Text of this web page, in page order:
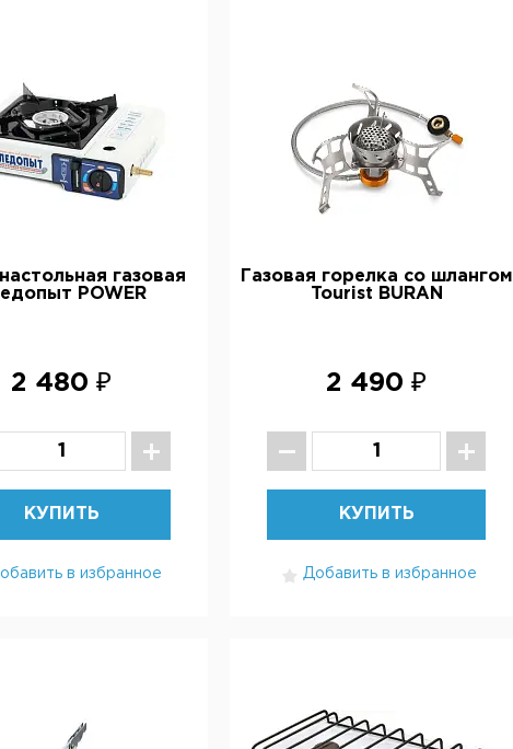
газовая
POWER
2 480 ₽
КУПИТЬ
в избранное
Газовая горелка со шлангом
Tourist BURAN
2 490 ₽
КУПИТЬ
Добавить в избранное